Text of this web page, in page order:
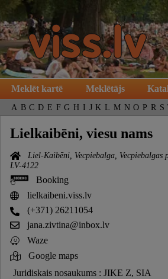
Meklēt kartē Meklētājs
A B C D E F G H I J K L M N O P R S
Lielkaibēni, viesu nams
Liel-Kaibēni, Vecpiebalga, Vecpiebalgas
LV-4122
Booking
lielkaibeni.viss.lv
(+371) 26211054
jana.zivtina@inbox.lv
Waze
Google maps
Juridiskais nosaukums : JIKE Z, SIA